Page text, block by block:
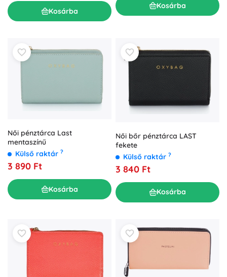
Kosárba
Kosárba
Női pénztárca Last
mentaszínű
Külső raktár ?
3 890 Ft
Kosárba
Női bőr pénztárca LAST
fekete
Külső raktár ?
3 840 Ft
Kosárba